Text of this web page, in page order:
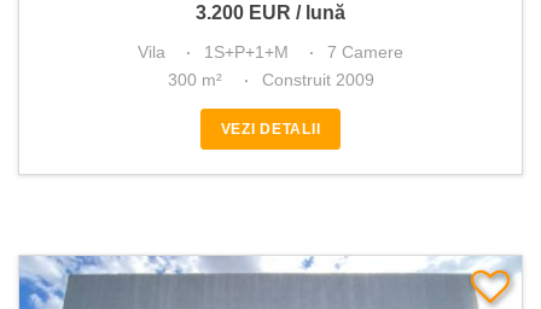
3.200 EUR / lună
Vila 1S+P+1+M
7 Camere
300 m²
Construit 2009
VEZI DETALII